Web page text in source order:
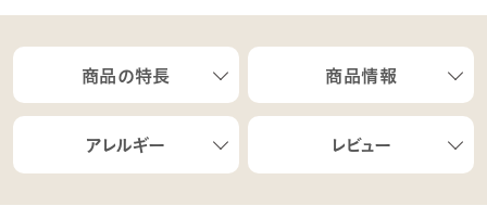
商品の特長 商品情報
アレルギー レビュー